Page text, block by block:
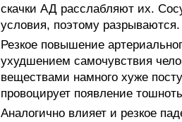
скачки АД расслабляют их.
условия, поэтому разрываются.
Резкое повышение
ухудшением самочувствия
веществами намного хуже
провоцирует появление
Аналогично влияет и резкое